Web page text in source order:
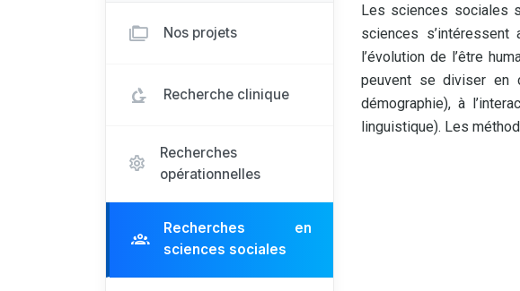
Nos projets
Recherche clinique
Recherches
opérationnelles
Recherches en
sciences sociales
Les sciences sociales
sciences
l’évolution de l’être
peuvent se diviser en
démographie), à
linguistique). Les